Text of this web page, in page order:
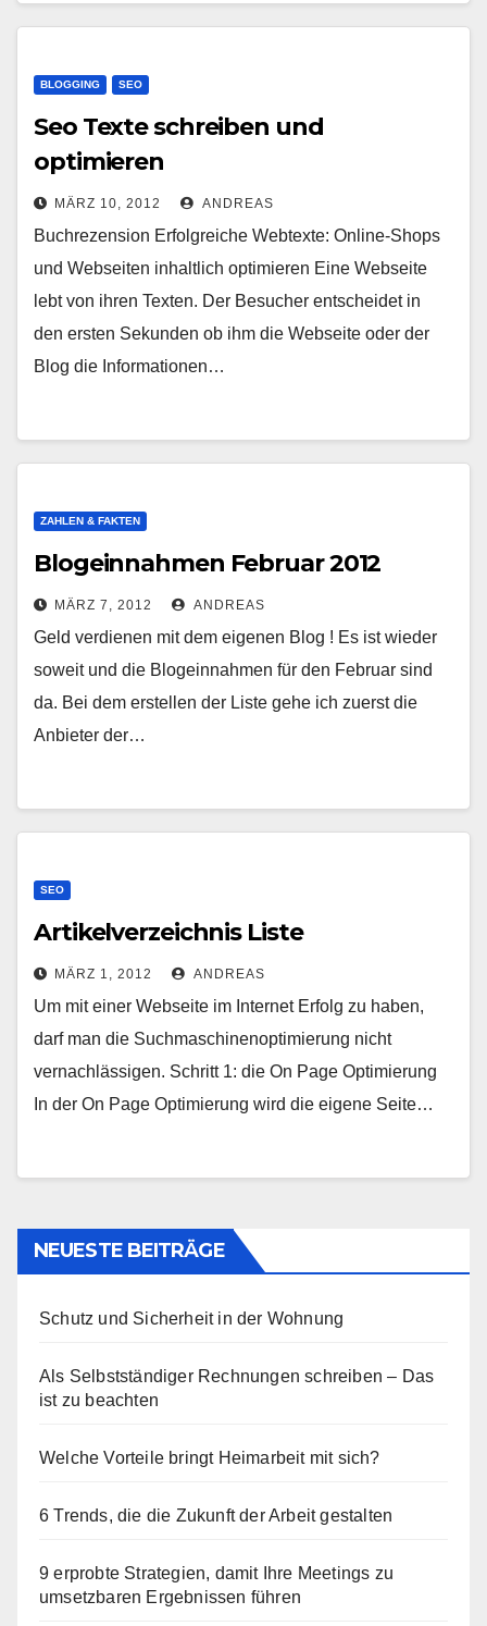
BLOGGING SEO
Seo Texte schreiben und
optimieren
MÄRZ 10, 2012 ANDREAS
Buchrezension Erfolgreiche Webtexte: Online-Shops
und Webseiten inhaltlich optimieren Eine Webseite
lebt von ihren Texten. Der Besucher entscheidet in
den ersten Sekunden ob ihm die Webseite oder der
Blog die Informationen…
ZAHLEN & FAKTEN
Blogeinnahmen Februar 2012
MÄRZ 7, 2012 ANDREAS
Geld verdienen mit dem eigenen Blog ! Es ist wieder
soweit und die Blogeinnahmen für den Februar sind
da. Bei dem erstellen der Liste gehe ich zuerst die
Anbieter der…
SEO
Artikelverzeichnis Liste
MÄRZ 1, 2012 ANDREAS
Um mit einer Webseite im Internet Erfolg zu haben,
darf man die Suchmaschinenoptimierung nicht
vernachlässigen. Schritt 1: die On Page Optimierung
In der On Page Optimierung wird die eigene Seite…
NEUESTE BEITRÄGE
Schutz und Sicherheit in der Wohnung
Als Selbstständiger Rechnungen schreiben – Das
ist zu beachten
Welche Vorteile bringt Heimarbeit mit sich?
6 Trends, die die Zukunft der Arbeit gestalten
9 erprobte Strategien, damit Ihre Meetings zu
umsetzbaren Ergebnissen führen